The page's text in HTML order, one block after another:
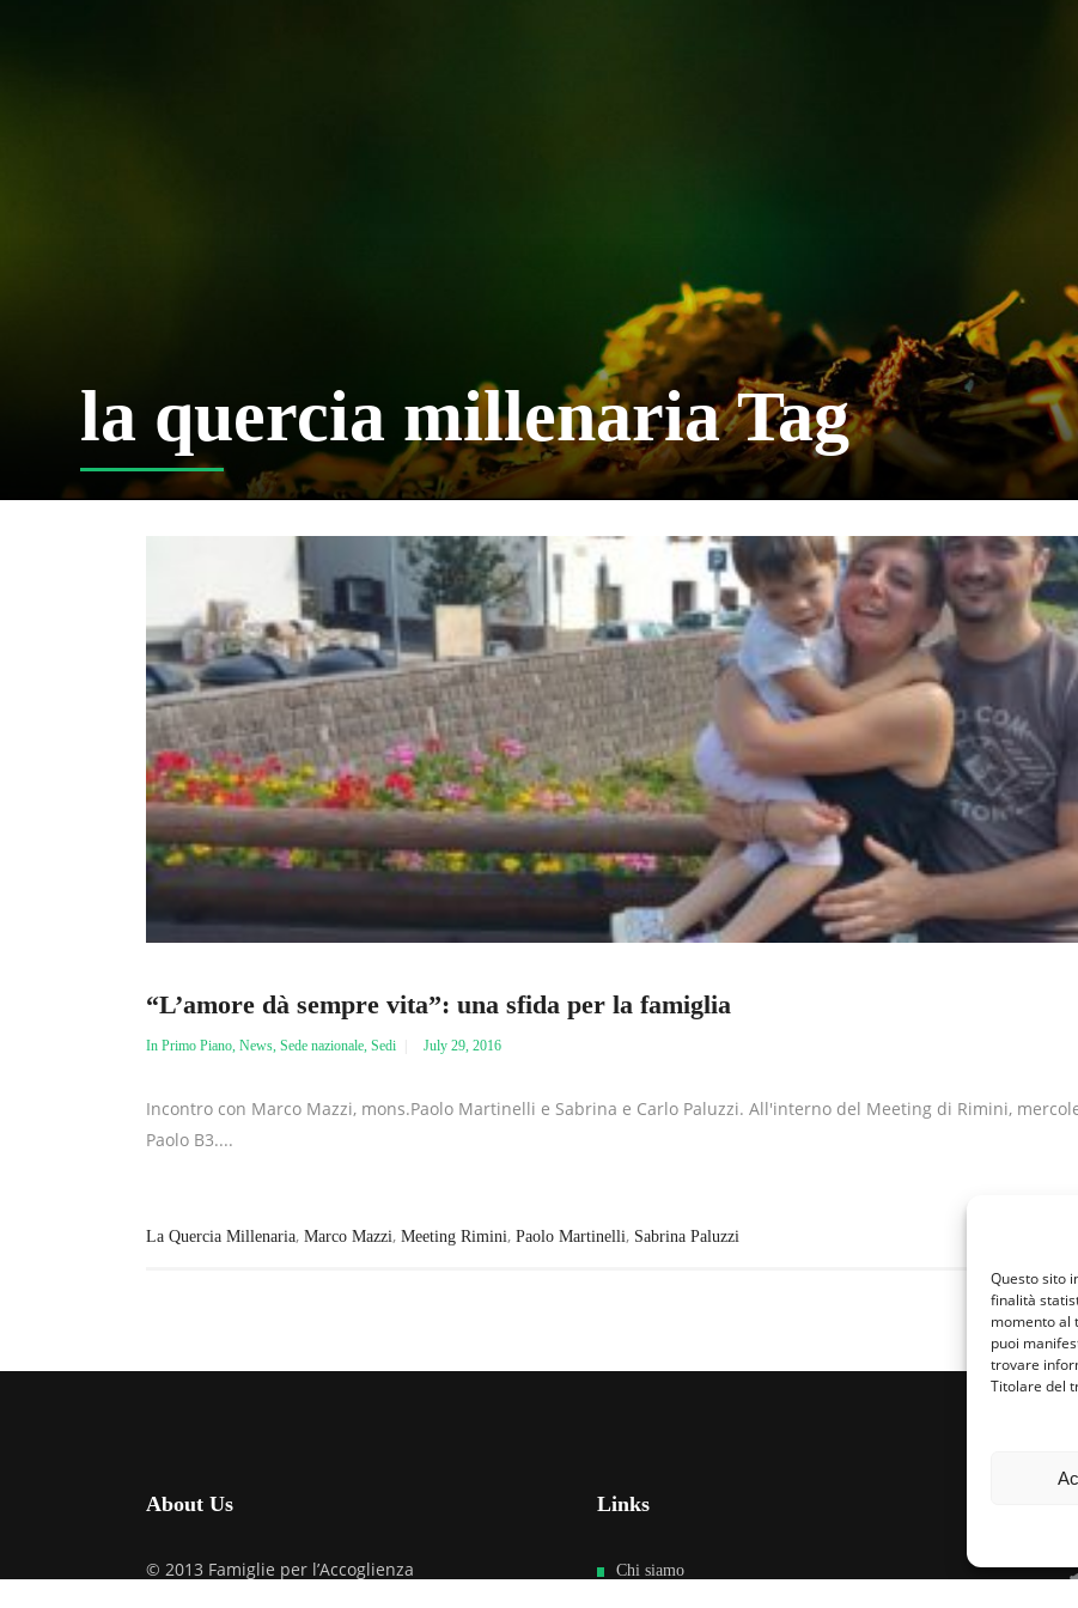
Questo sito
finalità
momento al
puoi
trovare
Titolare del
la quercia millenaria Tag
“L’amore dà sempre vita”: una sfida per la famiglia
In Primo Piano, News, Sede nazionale, Sedi July 29, 2016
Incontro con Marco Mazzi, mons.Paolo Martinelli e Sabrina e Carlo Paluzzi. All'interno del Meeting di Rimini,
Paolo B3....
La Quercia Millenaria, Marco Mazzi, Meeting Rimini, Paolo Martinelli, Sabrina Paluzzi
About Us
© 2013 Famiglie per l’Accoglienza
Links
Chi siamo